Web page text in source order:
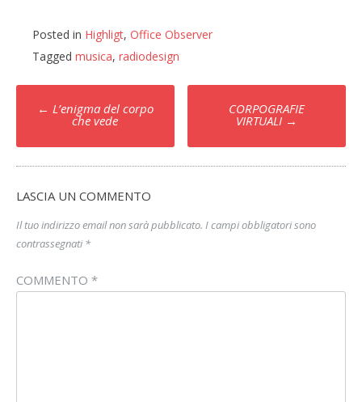
Posted in Highligt, Office Observer
Tagged musica, radiodesign
Post
navigation
← L’enigma del corpo
che vede
CORPOGRAFIE
VIRTUALI →
LASCIA UN COMMENTO
Il tuo indirizzo email non sarà pubblicato. I campi obbligatori sono
contrassegnati*
COMMENTO *